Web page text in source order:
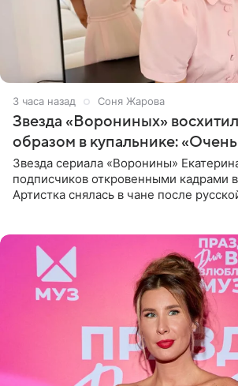
3 часа назад Соня Жарова
Звезда «Ворониных»
образом в купальнике:
Звезда сериала «Воронины»
подписчиков откровенными кадрами
Артистка снялась в чане после